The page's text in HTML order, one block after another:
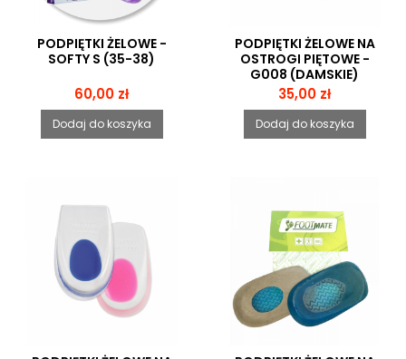
PODPIĘTKI ŻELOWE -
SOFTY S (35-38)
Cena
60,00 zł
Dodaj do koszyka
PODPIĘTKI ŻELOWE NA
OSTROGI PIĘTOWE -
G008 (DAMSKIE)
Cena
35,00 zł
Dodaj do koszyka